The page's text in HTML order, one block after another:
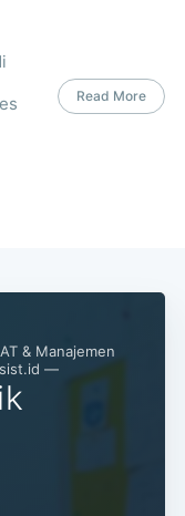
Read More
& Manajemen
—